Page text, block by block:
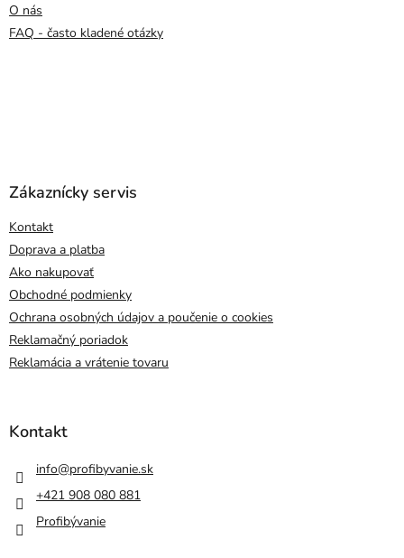
O nás
FAQ - často kladené otázky
Zákaznícky servis
Kontakt
Doprava a platba
Ako nakupovať
Obchodné podmienky
Ochrana osobných údajov a poučenie o cookies
Reklamačný poriadok
Reklamácia a vrátenie tovaru
Kontakt
info@profibyvanie.sk
+421 908 080 881
Profibývanie